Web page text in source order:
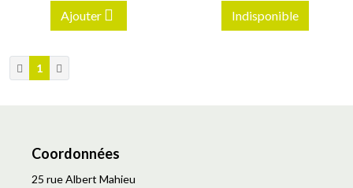
Ajouter Indisponible
1
Coordonnées
25 rue Albert Mahieu